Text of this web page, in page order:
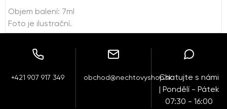
Objem balení: 7ml
Foto je ilustrační.
+421 907 917 349 obchod@nechtovyshop.skChatujte s námi
| Pondělí - Pátek
07:30 - 16:00